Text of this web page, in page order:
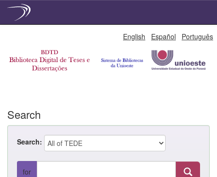
English Español Português
Search
Search:
for